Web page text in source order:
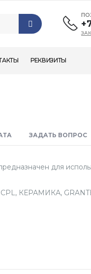
РЕКВИЗИТЫ
ЗАДАТЬ ВОПРОС
для
КЕРАМИКА,